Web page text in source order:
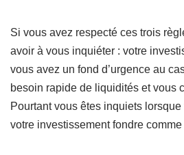
Si vous avez respecté ces trois
avoir à vous inquiéter : votre
vous avez un fond d’urgence au
besoin rapide de liquidités et vous
Pourtant vous êtes inquiets
votre investissement fondre